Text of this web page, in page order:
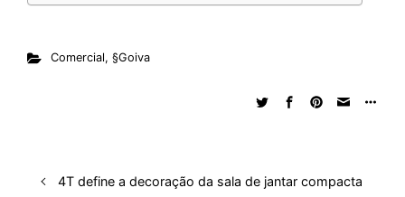
Comercial, §Goiva
4T define a decoração da sala de jantar compacta